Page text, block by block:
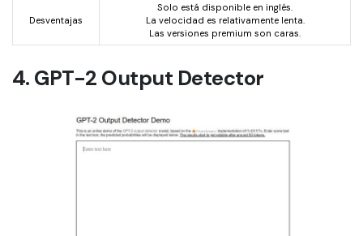
Desventajas
Solo está disponible en inglés.
La velocidad es relativamente lenta.
Las versiones premium son caras.
4. GPT-2 Output Detector